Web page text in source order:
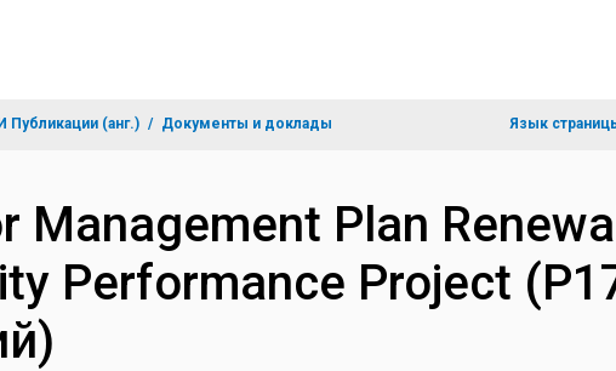
Публикации (анг.) Документы и доклады Язык
Management Plan
Performance Project